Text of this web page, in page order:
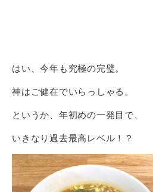
はい、今年も究極の完璧。
神はご健在でいらっしゃる。
というか、年初めの一発目で、
いきなり過去最高レベル！？